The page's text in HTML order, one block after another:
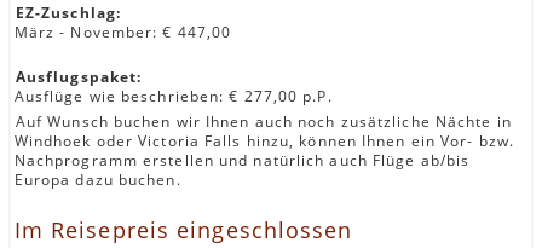
EZ-Zuschlag:
März - November: € 447,00
Ausflugspaket:
Ausflüge wie beschrieben: € 277,00 p.P.
Auf Wunsch buchen wir Ihnen auch noch zusätzliche Nächte in
Windhoek oder Victoria Falls hinzu, können Ihnen ein Vor- bzw.
Nachprogramm erstellen und natürlich auch Flüge ab/bis
Europa dazu buchen.
Im Reisepreis eingeschlossen